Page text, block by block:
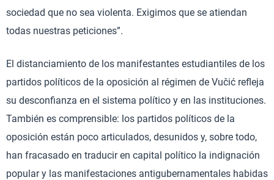
sociedad que no sea violenta. Exigimos que se atiendan
todas nuestras peticiones”.
El distanciamiento de los manifestantes estudiantiles de los
partidos políticos de la oposición al régimen de Vučić refleja
su desconfianza en el sistema político y en las instituciones.
También es comprensible: los partidos políticos de la
oposición están poco articulados, desunidos y, sobre todo,
han fracasado en traducir en capital político la indignación
popular y las manifestaciones antigubernamentales habidas